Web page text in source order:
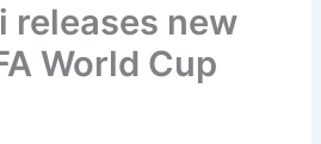
releases new
World Cup